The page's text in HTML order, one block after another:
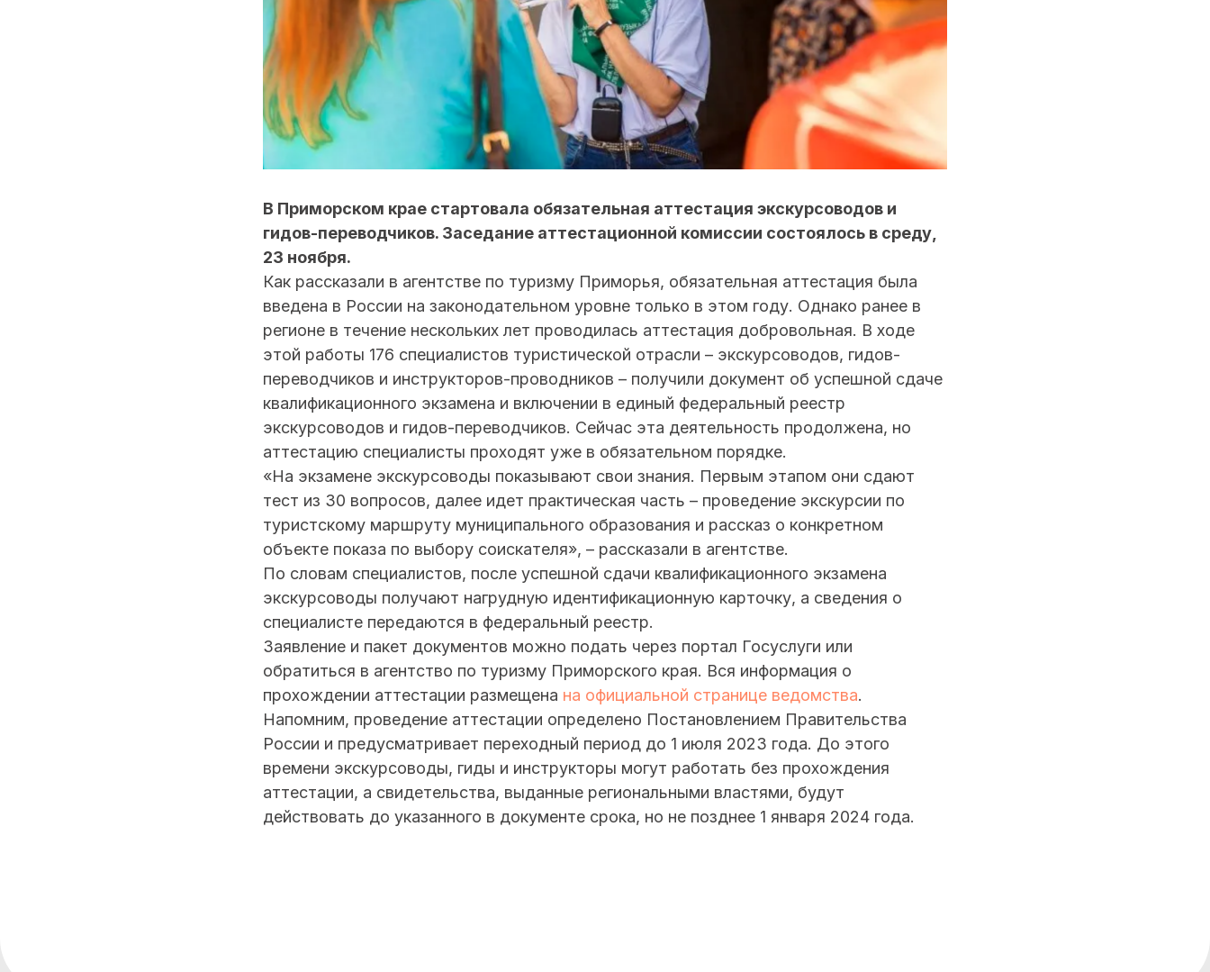
В Приморском крае стартовала обязательная аттестация экскурсоводов и
гидов-переводчиков. Заседание аттестационной комиссии состоялось в среду,
23 ноября.
Как рассказали в агентстве по туризму Приморья, обязательная аттестация была
введена в России на законодательном уровне только в этом году. Однако ранее в
регионе в течение нескольких лет проводилась аттестация добровольная. В ходе
этой работы 176 специалистов туристической отрасли – экскурсоводов, гидов-
переводчиков и инструкторов-проводников – получили документ об успешной сдаче
квалификационного экзамена и включении в единый федеральный реестр
экскурсоводов и гидов-переводчиков. Сейчас эта деятельность продолжена, но
аттестацию специалисты проходят уже в обязательном порядке.
«На экзамене экскурсоводы показывают свои знания. Первым этапом они сдают
тест из 30 вопросов, далее идет практическая часть – проведение экскурсии по
туристскому маршруту муниципального образования и рассказ о конкретном
объекте показа по выбору соискателя», – рассказали в агентстве.
По словам специалистов, после успешной сдачи квалификационного экзамена
экскурсоводы получают нагрудную идентификационную карточку, а сведения о
специалисте передаются в федеральный реестр.
Заявление и пакет документов можно подать через портал Госуслуги или
обратиться в агентство по туризму Приморского края. Вся информация о
прохождении аттестации размещена на официальной странице ведомства.
Напомним, проведение аттестации определено Постановлением Правительства
России и предусматривает переходный период до 1 июля 2023 года. До этого
времени экскурсоводы, гиды и инструкторы могут работать без прохождения
аттестации, а свидетельства, выданные региональными властями, будут
действовать до указанного в документе срока, но не позднее 1 января 2024 года.